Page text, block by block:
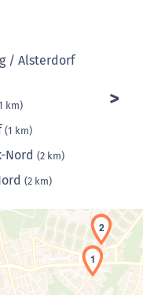
/ Alsterdorf
km)
(1 km)
Nord (2 km)
(2 km)
1
2